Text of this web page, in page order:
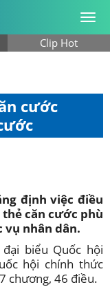
Clip Hot
cước
định việc điều
căn cước phù
vụ nhân dân.
biểu Quốc hội
hội chính thức
chương, 46 điều.